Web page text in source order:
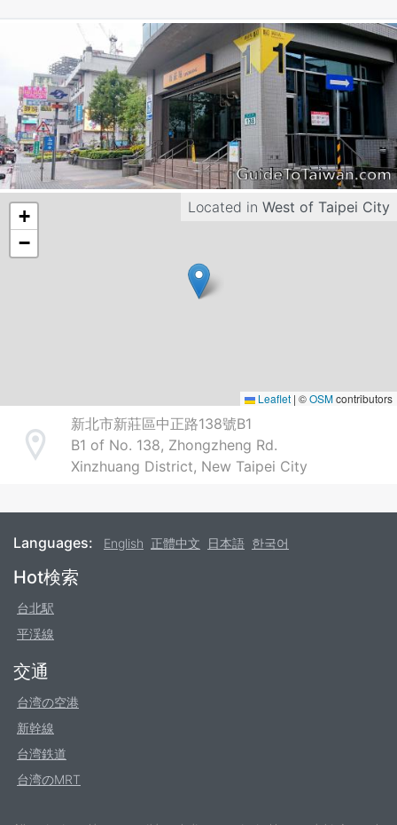
Located in West of Taipei City
+
−
Leaflet | ©OSMcontributors
Address
新北市新莊區中正路138號B1
B1 of No. 138, Zhongzheng Rd.
Xinzhuang District, New Taipei City
Languages: English 正體中文 日本語 한국어
Footer
Hot検索
台北駅
平渓線
交通
台湾の空港
新幹線
台湾鉄道
台湾のMRT